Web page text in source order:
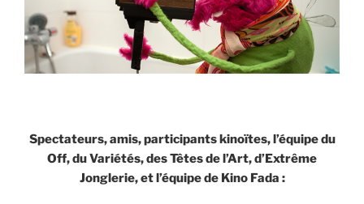
Spectateurs, amis, participants kinoïtes, l’équipe du
Off, du Variétés, des Têtes de l’Art, d’Extrême
Jonglerie, et l’équipe de Kino Fada :